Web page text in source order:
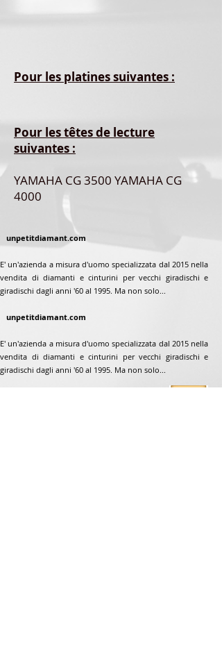
Pour les platines suivantes :
Pour les têtes de lecture
suivantes :
YAMAHA CG 3500 YAMAHA CG
4000
unpetitdiamant.com
E' un'azienda a misura d'uomo specializzata dal 2015 nella
vendita di diamanti e cinturini per vecchi giradischi e
giradischi dagli anni '60 al 1995. Ma non solo...
unpetitdiamant.com
E' un'azienda a misura d'uomo specializzata dal 2015 nella
vendita di diamanti e cinturini per vecchi giradischi e
giradischi dagli anni '60 al 1995. Ma non solo...